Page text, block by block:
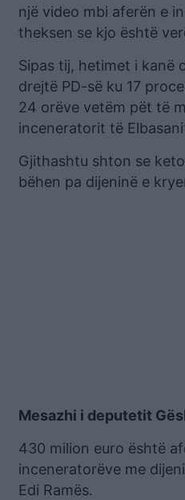
një video mbi aferën e
theksen se kjo është
Sipas tij, hetimet i kanë
drejtë PD-së ku 17
24 orëve vetëm pët të
inceneratorit të
Gjithashtu shton se
bëhen pa dijeninë e
Mesazhi i deputetit
430 milion euro është
inceneratorëve me
Edi Ramës.